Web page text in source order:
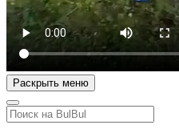
Раскрыть меню